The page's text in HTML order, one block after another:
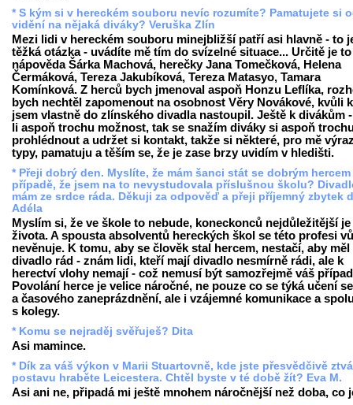
* S kým si v hereckém souboru nevíc rozumíte? Pamatujete si
vidění na nějaká diváky? Veruška Zlín
Mezi lidi v hereckém souboru minejbližší patří asi hlavně - to
těžká otázka - uvádíte mě tím do svízelné situace... Určitě je to
nápověda Šárka Machová, herečky Jana Tomečková, Helena
Čermáková, Tereza Jakubíková, Tereza Matasyo, Tamara
Komínková. Z herců bych jmenoval aspoň Honzu Leflíka,
bych nechtěl zapomenout na osobnost Věry Novákové, kvůli
jsem vlastně do zlínského divadla nastoupil. Ještě k divákům
li aspoň trochu možnost, tak se snažím diváky si aspoň
prohlédnout a udržet si kontakt, takže si některé, pro mě
typy, pamatuju a těším se, že je zase brzy uvidím v hledišti.
* Přeji dobrý den. Myslíte, že mám šanci stát se dobrým hercem
případě, že jsem na to nevystudovala příslušnou školu?
mám ze srdce ráda. Děkuji za odpověď a přeji příjemný zbytek
Adéla
Myslím si, že ve škole to nebude, koneckonců nejdůležitější
života. A spousta absolventů hereckých škol se této profesi
nevěnuje. K tomu, aby se člověk stal hercem, nestačí, aby měl
divadlo rád - znám lidi, kteří mají divadlo nesmírně rádi, ale k
herectví vlohy nemají - což nemusí být samozřejmě váš
Povolání herce je velice náročné, ne pouze co se týká učení
a časového zaneprázdnění, ale i vzájemné komunikace a
s kolegy.
* Komu se nejraděj svěřuješ? Dita
Asi mamince.
* Dík za váš výkon v Marii Stuartovně, kde jste přesvědčivě
postavu hraběte Leicestera. Chtěl byste v té době žít? Eva M.
Asi ani ne, připadá mi ještě mnohem náročnější než doba, co